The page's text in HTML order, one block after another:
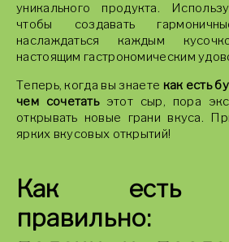
уникального продукта.
чтобы создавать
наслаждаться каждым
настоящим гастрономическим
Теперь, когда вы знаете как есть
чем сочетатьэтот сыр, пора
открывать новые грани вкуса.
ярких вкусовых открытий!
Как есть
правильно: